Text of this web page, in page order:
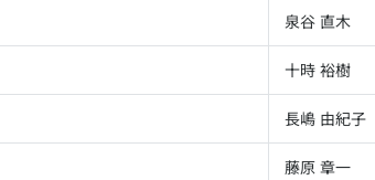
泉谷 直木
十時 裕樹
長嶋 由紀子
藤原 章一